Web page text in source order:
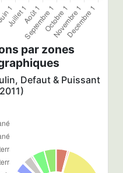
par zones
Defaut & Puissant